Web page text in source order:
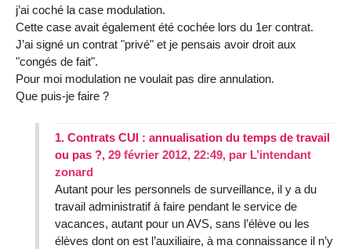
j’ai coché la case modulation.
Cette case avait également été cochée lors du 1er contrat.
J’ai signé un contrat "privé" et je pensais avoir droit aux
"congés de fait".
Pour moi modulation ne voulait pas dire annulation.
Que puis-je faire ?
1. Contrats CUI : annualisation du temps de travail
ou pas ?, 29 février 2012, 22:49, par L’intendant
zonard
Autant pour les personnels de surveillance, il y a du
travail administratif à faire pendant le service de
vacances, autant pour un AVS, sans l’élève ou les
élèves dont on est l’auxiliaire, à ma connaissance il n’y